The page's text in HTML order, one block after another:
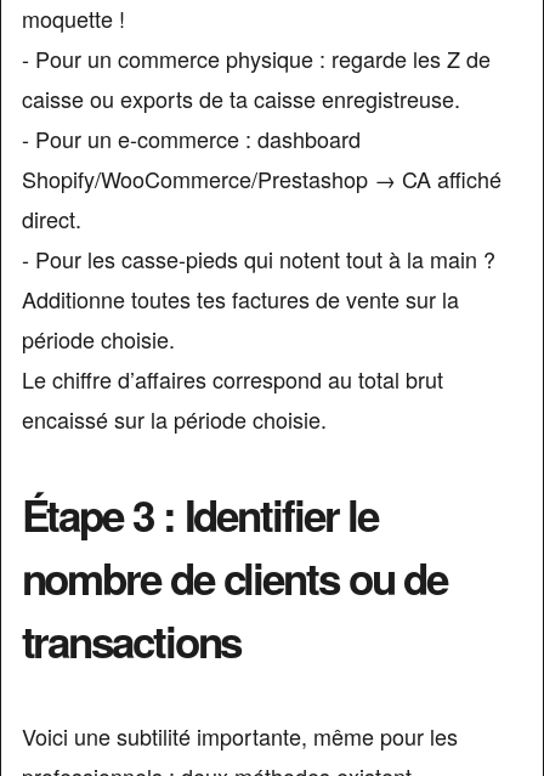
moquette !
- Pour un commerce physique : regarde les Z de
caisse ou exports de ta caisse enregistreuse.
- Pour un e-commerce : dashboard
Shopify/WooCommerce/Prestashop → CA affiché
direct.
- Pour les casse-pieds qui notent tout à la main ?
Additionne toutes tes factures de vente sur la
période choisie.
Le chiffre d’affaires correspond au total brut
encaissé sur la période choisie.
Étape 3 : Identifier le
nombre de clients ou de
transactions
Voici une subtilité importante, même pour les